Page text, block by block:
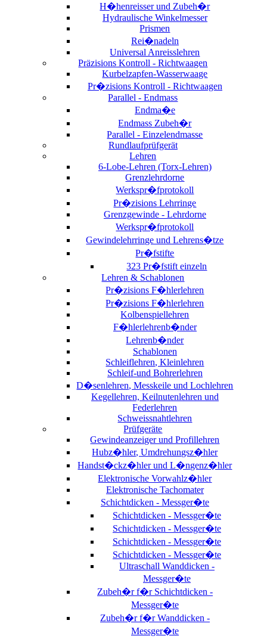
H�henreisser und Zubeh�r
Hydraulische Winkelmesser
Prismen
Rei�nadeln
Universal Anreisslehren
Präzisions Kontroll - Richtwaagen
Kurbelzapfen-Wasserwaage
Pr�zisions Kontroll - Richtwaagen
Parallel - Endmass
Endma�e
Endmass Zubeh�r
Parallel - Einzelendmasse
Rundlaufprüfgerät
Lehren
6-Lobe-Lehren (Torx-Lehren)
Grenzlehrdorne
Werkspr�fprotokoll
Pr�zisions Lehrringe
Grenzgewinde - Lehrdorne
Werkspr�fprotokoll
Gewindelehrringe und Lehrens�tze
Pr�fstifte
323 Pr�fstift einzeln
Lehren & Schablonen
Pr�zisions F�hlerlehren
Pr�zisions F�hlerlehren
Kolbenspiellehren
F�hlerlehrenb�nder
Lehrenb�nder
Schablonen
Schleiflehren, Kleinlehren
Schleif-und Bohrerlehren
D�senlehren, Messkeile und Lochlehren
Kegellehren, Keilnutenlehren und
Federlehren
Schweissnahtlehren
Prüfgeräte
Gewindeanzeiger und Profillehren
Hubz�hler, Umdrehungsz�hler
Handst�ckz�hler und L�ngenz�hler
Elektronische Vorwahlz�hler
Elektronische Tachomater
Schichtdicken - Messger�te
Schichtdicken - Messger�te
Schichtdicken - Messger�te
Schichtdicken - Messger�te
Schichtdicken - Messger�te
Ultraschall Wanddicken -
Messger�te
Zubeh�r f�r Schichtdicken -
Messger�te
Zubeh�r f�r Wanddicken -
Messger�te